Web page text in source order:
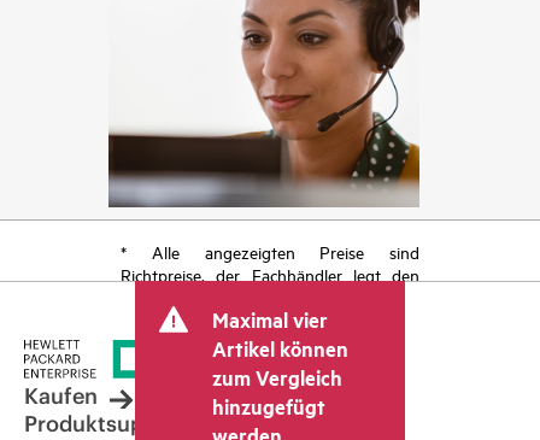
* Alle angezeigten Preise sind
Richtpreise, der Fachhändler legt den
kann weitere Gebühren wie
Mehrwertsteuer und Versandkosten
berücksichtigen. Der vom Fachhändler
festgelegte Transaktionspreis kann von
dem anderer Fachhändler und dem
angezeigten Richtpreis abweichen. Die
Maximal vier
Artikel können
zum Vergleich
hinzugefügt
Kaufen
Produktsupport